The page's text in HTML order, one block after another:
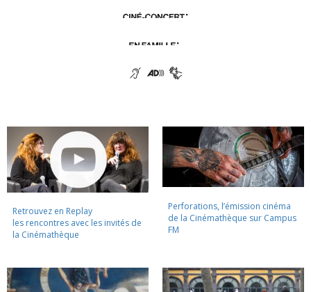
Retrouvez en Replay
les rencontres avec les invités de
la Cinémathèque
Perforations, l’émission cinéma
de la Cinémathèque sur Campus
FM